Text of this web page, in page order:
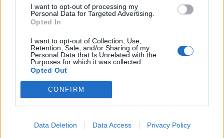
I want to opt-out of processing my
Personal Data for Targeted Advertising.
Opted In
I want to opt-out of Collection, Use,
Retention, Sale, and/or Sharing of my
Personal Data that Is Unrelated with the
Purposes for which it was collected.
Opted Out
CONFIRM
Data Deletion Data Access Privacy Policy
Παναιτωλικού»
Ζήτησε VAR στο ματς με την Καλαμάτα
ο Παναιτωλικός
ΠΑΝΑΙΤΩΛΙΚΟΣ
Ζήτησε VAR στο ματς με την Καλαμάτα
ο Παναιτωλικός